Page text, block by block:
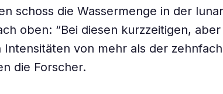
schoss die Wassermenge in der
oben: “Bei diesen kurzzeitigen,
Intensitäten von mehr als der
die Forscher.